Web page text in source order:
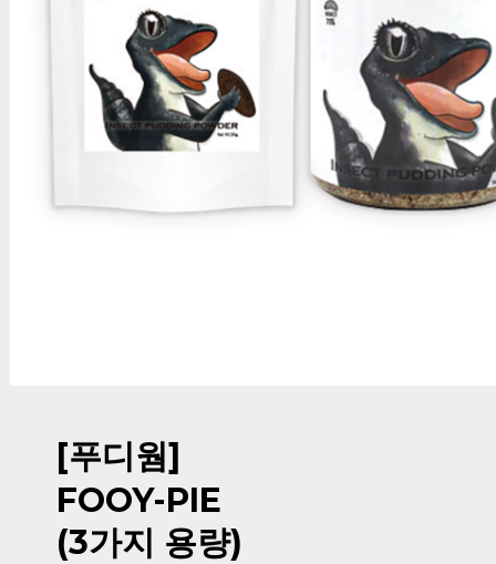
[푸디웜]
FOOY-PIE
(3가지 용량)